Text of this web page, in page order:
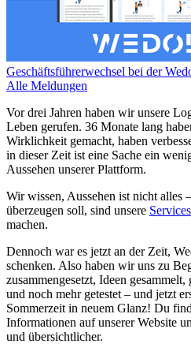
Geschäftsführerwechsel bei der
Alle Meldungen
Vor drei Jahren haben wir unsere
Leben gerufen. 36 Monate lang
Wirklichkeit gemacht, haben
in dieser Zeit ist eine Sache ein
Aussehen unserer Plattform.
Wir wissen, Aussehen ist nicht alles
überzeugen soll, sind unsere Services
machen.
Dennoch war es jetzt an der Zeit,
schenken. Also haben wir uns zu
zusammengesetzt, Ideen
und noch mehr getestet – und jetzt
Sommerzeit in neuem Glanz! Du
Informationen auf unserer Website
und übersichtlicher.